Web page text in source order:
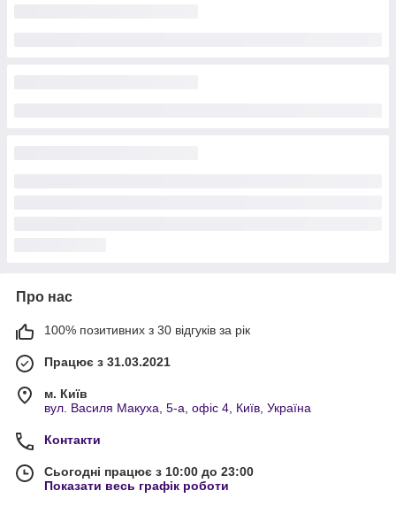
Про нас
100% позитивних з 30 відгуків за рік
Працює з 31.03.2021
м. Київ
вул. Василя Макуха, 5-а, офіс 4, Київ, Україна
Контакти
Сьогодні працює з 10:00 до 23:00
Показати весь графік роботи